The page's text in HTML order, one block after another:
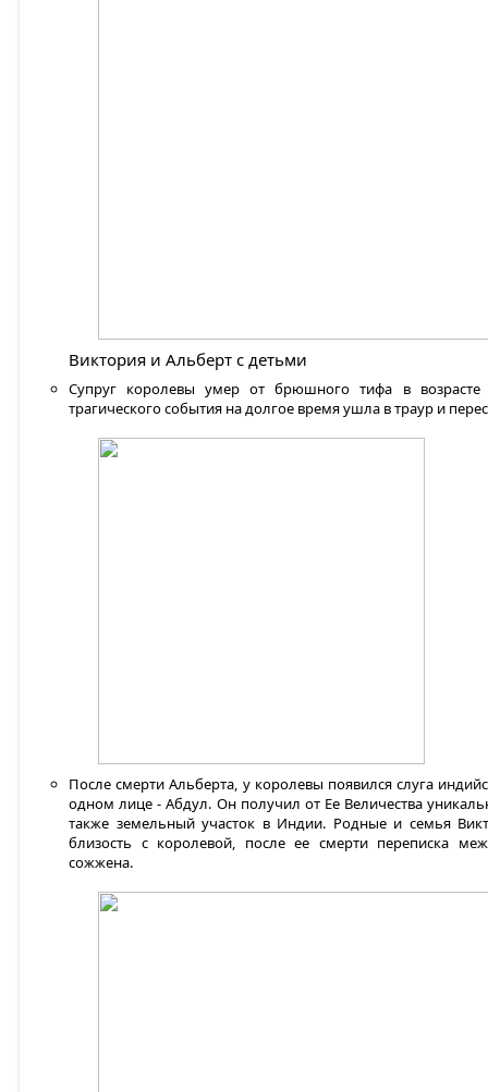
Виктория и Альберт с детьми
Супруг королевы умер от брюшного тифа в возрасте
трагического события на долгое время ушла в траур и
После смерти Альберта, у королевы появился слуга
одном лице - Абдул. Он получил от Ее Величества
также земельный участок в Индии. Родные и семья
близость с королевой, после ее смерти переписка
сожжена.